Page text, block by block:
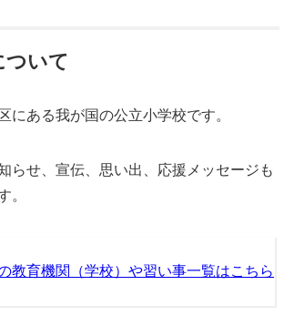
ついて
にある我が国の公立小学校です。
らせ、宣伝、思い出、応援メッセージも
。
教育機関（学校）や習い事一覧はこちら